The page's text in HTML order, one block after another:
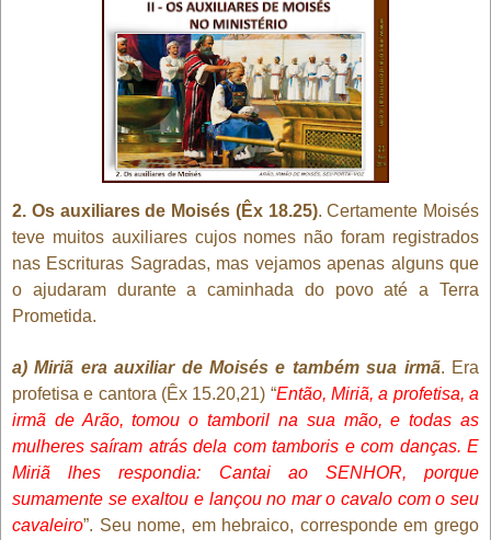
2. Os auxiliares de Moisés (Êx 18.25). Certamente Moisés
teve muitos auxiliares cujos nomes não foram registrados
nas Escrituras Sagradas, mas vejamos apenas alguns que
o ajudaram durante a caminhada do povo até a Terra
Prometida.
a) Miriã era auxiliar de Moisés e também sua irmã. Era
profetisa e cantora (Êx 15.20,21) “Então, Miriã, a profetisa, a
irmã de Arão, tomou o tamboril na sua mão, e todas as
mulheres saíram atrás dela com tamboris e com danças. E
Miriã lhes respondia: Cantai ao SENHOR, porque
sumamente se exaltou e lançou no mar o cavalo com o seu
cavaleiro”. Seu nome, em hebraico, corresponde em grego